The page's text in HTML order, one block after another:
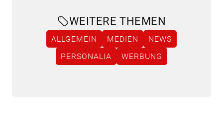
WEITERE THEMEN
ALLGEMEIN MEDIEN
NEWS
PERSONALIA
WERBUNG